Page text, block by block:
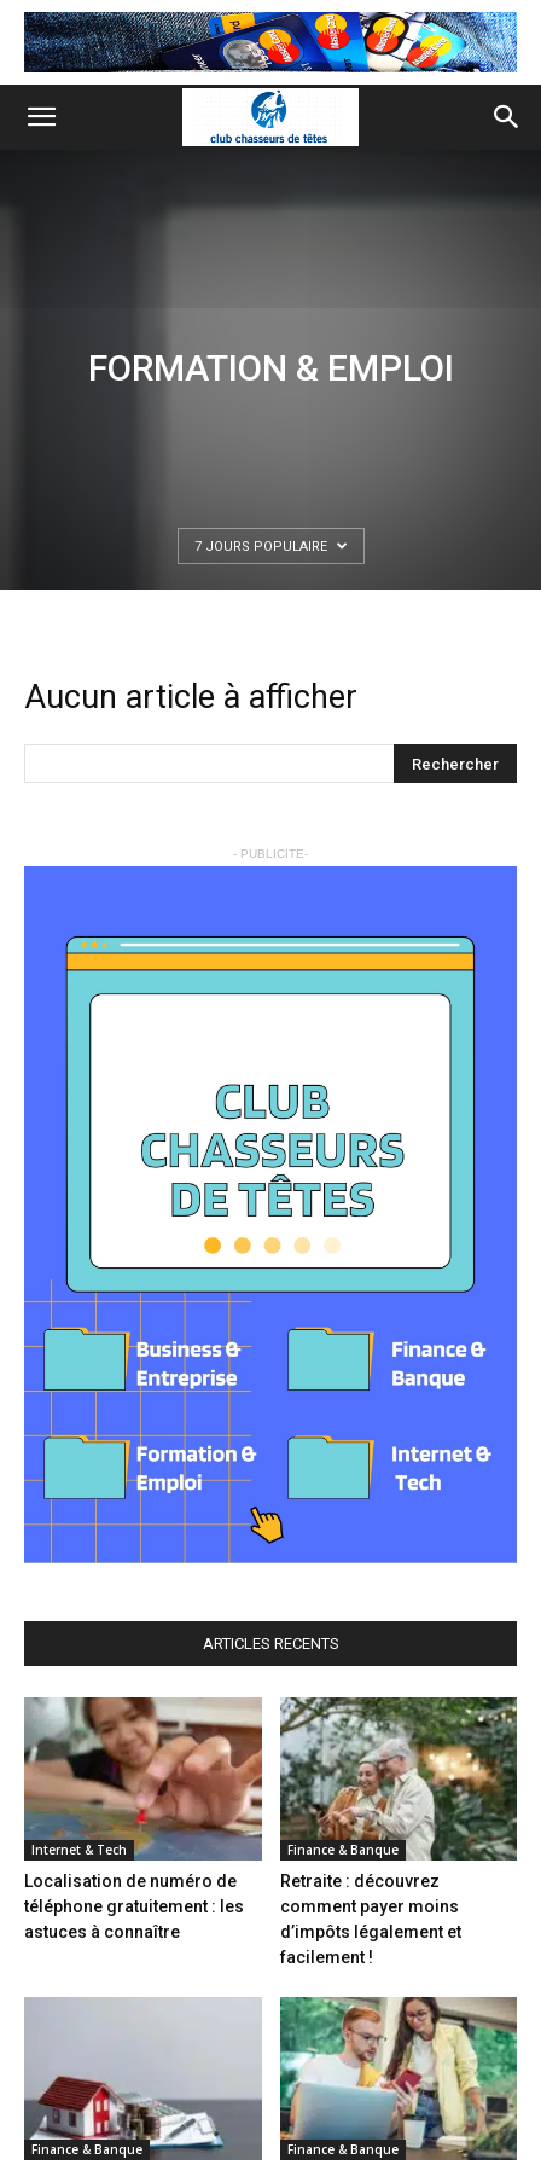
FORMATION & EMPLOI
7 JOURS POPULAIRE
Aucun article à afficher
- PUBLICITE-
ARTICLES RECENTS
Internet & Tech
Localisation de numéro de
téléphone gratuitement : les
astuces à connaître
Finance & Banque
Retraite : découvrez
comment payer moins
d’impôts légalement et
facilement !
Finance & Banque Finance & Banque